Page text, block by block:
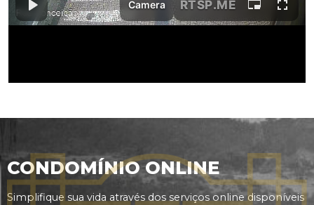
CONDOMÍNIO ONLINE
Simplifique sua vida através dos serviços online disponíveis